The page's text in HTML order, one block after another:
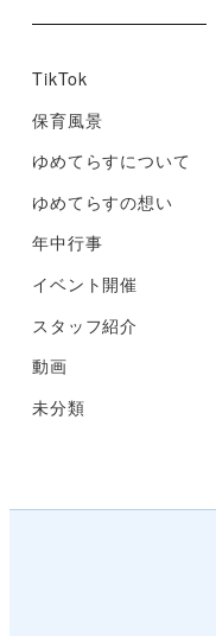
ナ
ビ
ゲ
ー
シ
ョ
ン
TikTok
保育風景
ゆめてらすについて
ゆめてらすの想い
年中行事
イベント開催
スタッフ紹介
動画
未分類